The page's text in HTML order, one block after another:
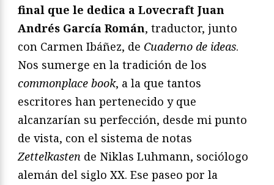
final que le dedica a Lovecraft Juan
Andrés García Román, traductor, junto
con Carmen Ibáñez, de Cuaderno de ideas.
Nos sumerge en la tradición de los
commonplace book, a la que tantos
escritores han pertenecido y que
alcanzarían su perfección, desde mi punto
de vista, con el sistema de notas
Zettelkasten de Niklas Luhmann, sociólogo
alemán del siglo XX. Ese paseo por la